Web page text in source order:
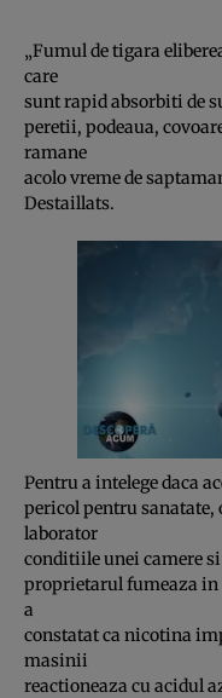
„Fumul de tigara
care
sunt rapid absorbiti de
peretii, podeaua,
ramane
acolo vreme de
Destaillats.
Pentru a intelege daca
pericol pentru
laborator
conditiile unei camere
proprietarul fumeaza
a
constatat ca nicotina
masinii
reactioneaza cu acidul